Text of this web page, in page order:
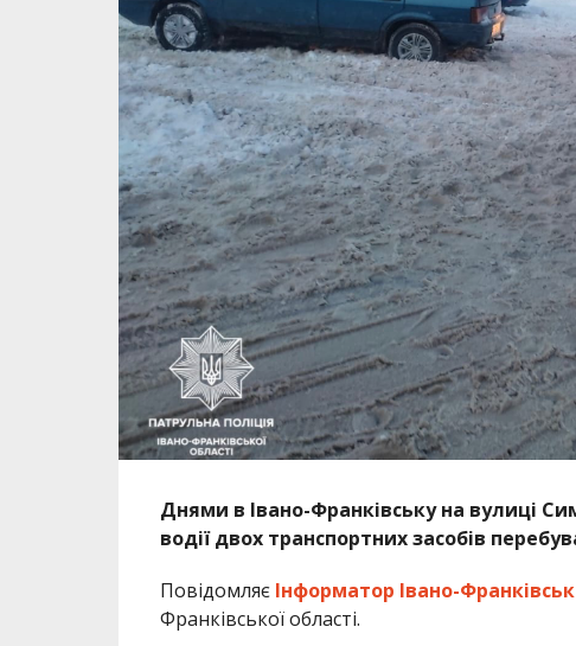
Днями в Івано-Франківську на вулиці
водії двох транспортних засобів
Повідомляє Інформатор Івано-Франківськ
Франківської області.